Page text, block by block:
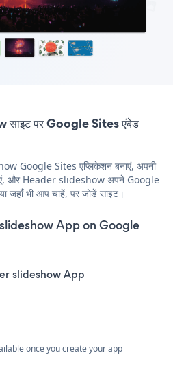
पर Google Sites एंबेड
Google Sites एप्लिकेशन बनाएं, अपनी
और Header slideshow अपने Google
जहाँ भी आप चाहें, पर जोड़ें साइट।
App on Google
slideshow App
once you create your app